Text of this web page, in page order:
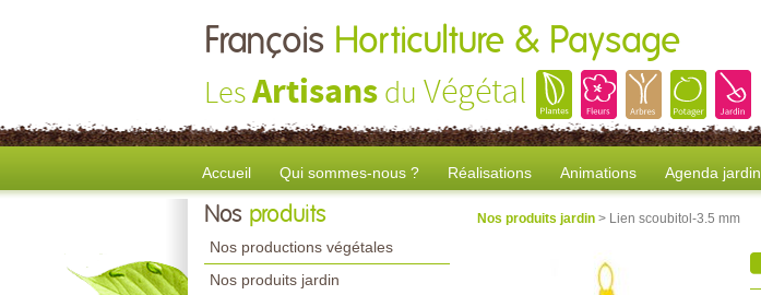
François Horticulture & Paysage
LesArtisans du Végétal
Accueil Qui sommes-nous ? Réalisations Animations Agenda jardin
Nos produits
Nos productions végétales
Nos produits jardin
Nos produits jardin > Lien scoubitol-3.5 mm